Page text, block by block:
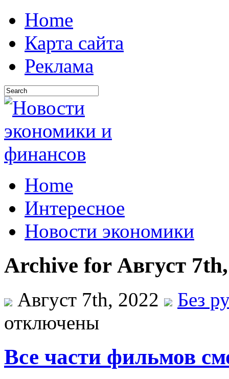
Home
Карта сайта
Реклама
Home
Интересное
Новости экономики
Archive for Август
Август 7th, 2022
Без
отключены
Все части фильмов